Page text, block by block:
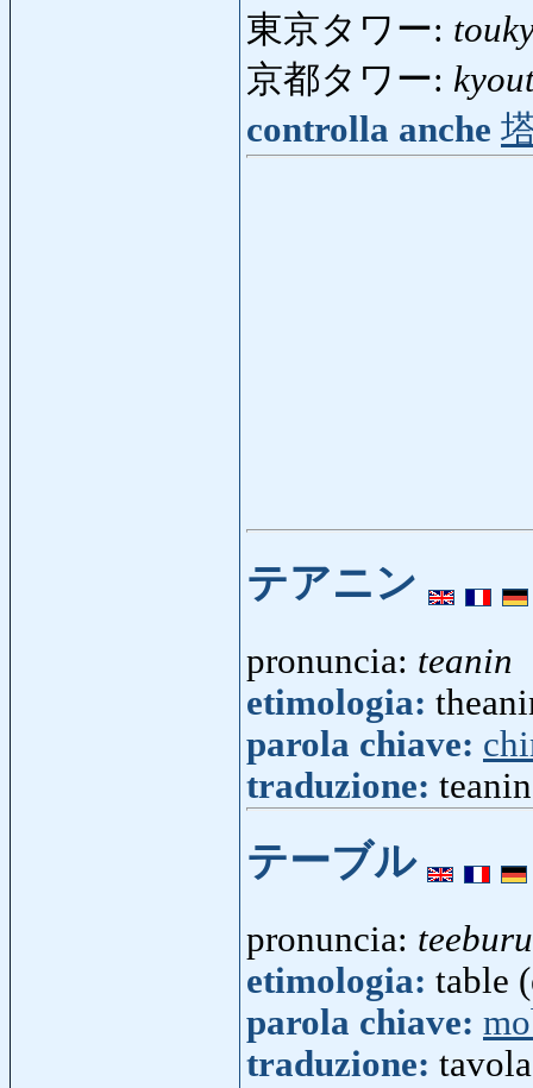
東京タワー:
京都タワー:
controlla anche
テアニン
pronuncia: teanin
etimologia:
parola chiave:
traduzione:
テーブル
pronuncia: teeburu
etimologia: table
parola chiave:
traduzione: tavola